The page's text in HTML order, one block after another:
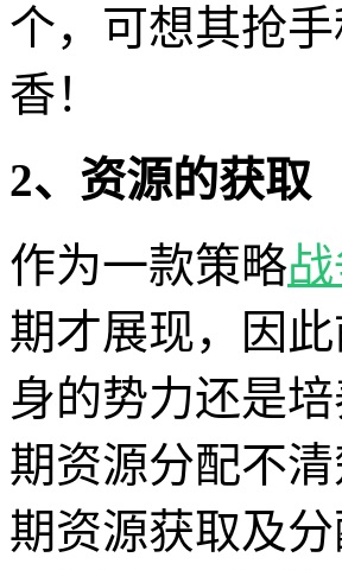
个，可想其抢
香！
2、资源的获取
作为一款策略
期才展现，因
身的势力还是
期资源分配不
期资源获取及